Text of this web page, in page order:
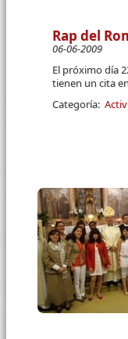
Rap del
06-06-2009
El próximo día
tienen un cita
Categoría: